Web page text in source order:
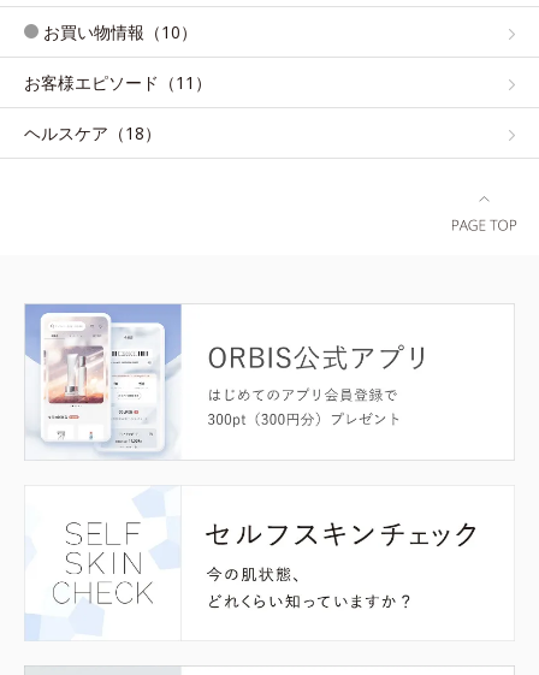
お買い物情報（10）
お客様エピソード（11）
ヘルスケア（18）